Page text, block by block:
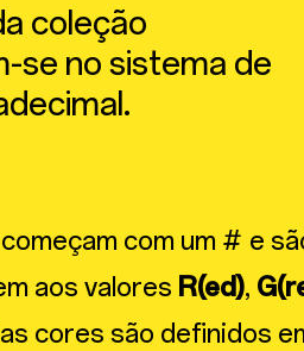
coleção
se no sistema de
com um # e
aos valores R(ed),
cores são definidos